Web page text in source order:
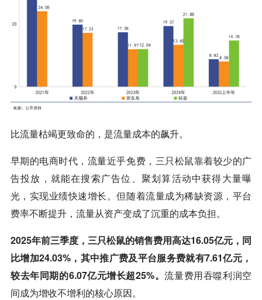
比流量枯竭更致命的，是流量成本的飙升。
早期的电商时代，流量近乎免费，三只松鼠靠着较少的广
告投放，就能在搜索广告位、聚划算活动中获得大量曝
光，实现业绩快速增长。但随着流量成为稀缺资源，平台
费率不断提升，流量从资产变成了沉重的成本负担。
2025年前三季度，三只松鼠的销售费用高达16.05亿元，同
比增加24.03%，其中推广费及平台服务费就有7.61亿元，
较去年同期的6.07亿元增长超25%。流量费用吞噬利润空
间成为增收不增利的核心原因。